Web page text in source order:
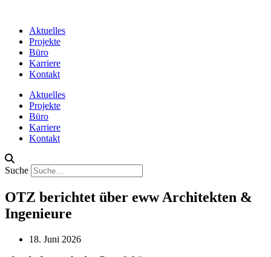
Aktuelles
Projekte
Büro
Karriere
Kontakt
Aktuelles
Projekte
Büro
Karriere
Kontakt
Suche
OTZ berichtet über eww Architekten &
Ingenieure
18. Juni 2026